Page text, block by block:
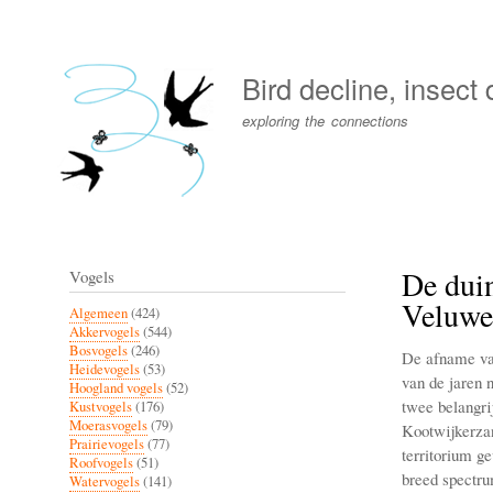
menu
Bird decline, insect
exploring the connections
De
De afname
van de jaren
twee
territorium
breed
Vogels
Algemeen(424)
Akkervogels(544)
Bosvogels(246)
Heidevogels(53)
Hoogland vogels(52)
Kustvogels(176)
Moerasvogels(79)
Prairievogels(77)
Roofvogels(51)
Watervogels(141)